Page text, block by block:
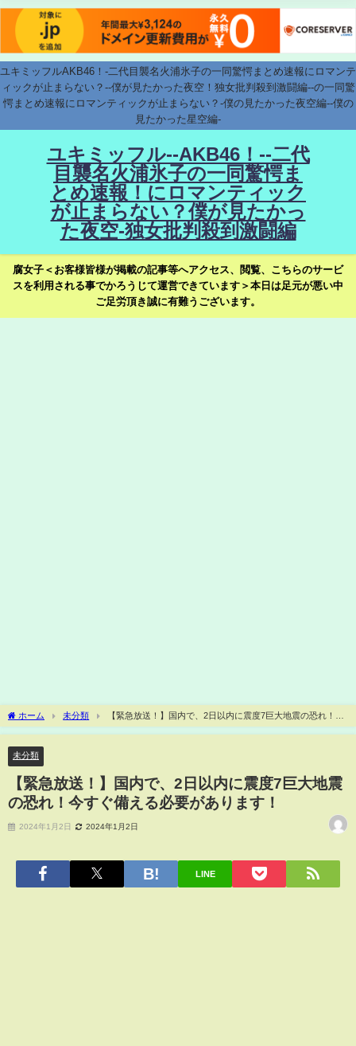
ユキミッフルAKB46！-二代目襲名火浦氷子の一同驚愕まとめ速報にロマンテ
ィックが止まらない？--僕が見たかった夜空！独女批判殺到激闘編--の一同驚
愕まとめ速報にロマンティックが止まらない？-僕の見たかった夜空編--僕の
見たかった星空編-
ユキミッフル--AKB46！--二代
目襲名火浦氷子の一同驚愕ま
とめ速報！にロマンティック
が止まらない？僕が見たかっ
た夜空-独女批判殺到激闘編
腐女子＜お客様皆様が掲載の記事等へアクセス、閲覧、こちらのサービ
スを利用される事でかろうじて運営できています＞本日は足元が悪い中
ご足労頂き誠に有難うございます。
ホーム 未分類
【緊急放送！】国内で、2日以内に震度7巨大地震の恐れ！今
すぐ備える必要があります！
未分類
【緊急放送！】国内で、2日以内に震度7巨大地震
の恐れ！今すぐ備える必要があります！
2024年1月2日 2024年1月2日
LINE